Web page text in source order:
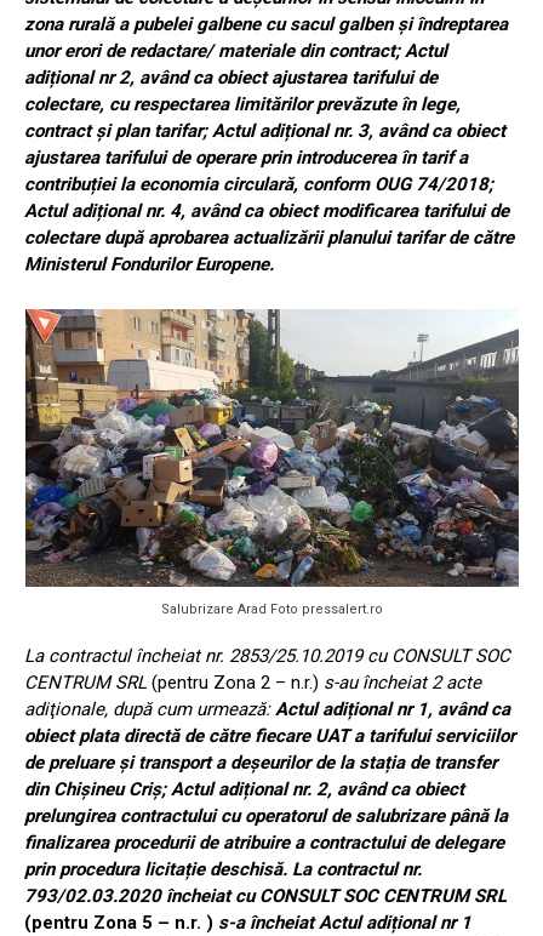
zona rurală a pubelei galbene cu sacul galben și îndreptarea
unor erori de redactare/ materiale din contract; Actul
adițional nr 2, având ca obiect ajustarea tarifului de
colectare, cu respectarea limitărilor prevăzute în lege,
contract și plan tarifar; Actul adițional nr. 3, având ca obiect
ajustarea tarifului de operare prin introducerea în tarif a
contribuției la economia circulară, conform OUG 74/2018;
Actul adițional nr. 4, având ca obiect modificarea tarifului de
colectare după aprobarea actualizării planului tarifar de către
Ministerul Fondurilor Europene.
Salubrizare Arad Foto pressalert.ro
La contractul încheiat nr. 2853/25.10.2019 cu CONSULT SOC
CENTRUM SRL (pentru Zona 2 – n.r.) s-au încheiat 2 acte
adiţionale, după cum urmează:Actul adițional nr 1, având ca
obiect plata directă de către fiecare UAT a tarifului serviciilor
de preluare și transport a deșeurilor de la stația de transfer
din Chișineu Criș; Actul adițional nr. 2, având ca obiect
prelungirea contractului cu operatorul de salubrizare până la
finalizarea procedurii de atribuire a contractului de delegare
prin procedura licitație deschisă. La contractul nr.
793/02.03.2020 încheiat cu CONSULT SOC CENTRUM SRL
(pentru Zona 5 – n.r. ) s-a încheiat Actul adițional nr 1